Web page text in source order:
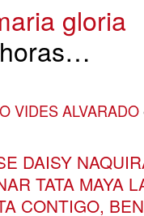
gloria
VIDES ALVARADO
DAISY
TATA MAYA
CONTIGO,